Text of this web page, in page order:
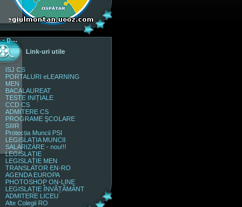
Concurs Roamnia Pitoreasca - prof. Popa Cristina si Rada ...
Link-uri utile
ISJ CS
PORTALURI eLEARNING
MEN
BACALAUREAT
TESTE INIȚIALE
CCD CS
ADMITERE CS
PROGRAME ŞCOLARE
SIIIR
Protecția Muncii PSI
LEGISLAȚIA MUNCII
SALARIZARE - nou!!!
LEGISLAȚIE
LEGISLAȚIE MEN
TRANSLATOR EN-RO
AGENDA EUROPA
PHOTOSHOP ON-LINE
LEGISLAȚIE ÎNVĂȚĂMÂNT
ADMITERE LICEU
Alte Colegii RO